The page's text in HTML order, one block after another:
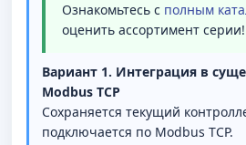
Ознакомьтесь с полным
оценить ассортимент серии!
Вариант 1. Интеграция в
Modbus TCP
Сохраняется текущий
подключается по Modbus TCP.